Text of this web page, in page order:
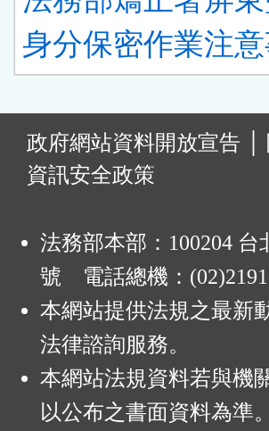
身分保密作業注
政府網站資料開放宣告
資訊安全政策
法務部本部：100204
號 電話總機：
本網站提供法規之最新
法律諮詢服務。
本網站法規資料若與機
以公布之書面資料為準。